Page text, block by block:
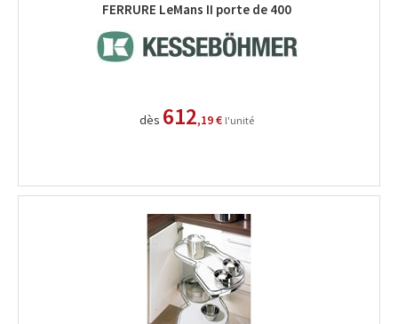
FERRURE LeMans II porte de 400
dès 612,19 € l'unité